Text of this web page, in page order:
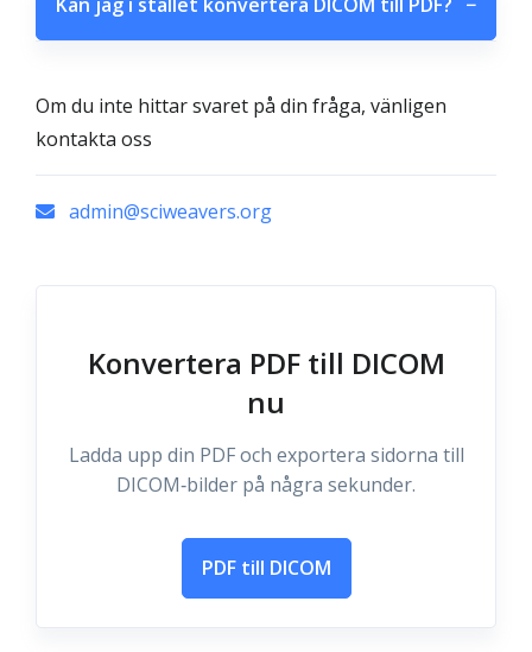
Om du inte hittar svaret på din fråga, vänligen
kontakta oss
admin@sciweavers.org
Konvertera PDF till DICOM
nu
Ladda upp din PDF och exportera sidorna till
DICOM‑bilder på några sekunder.
PDF till DICOM